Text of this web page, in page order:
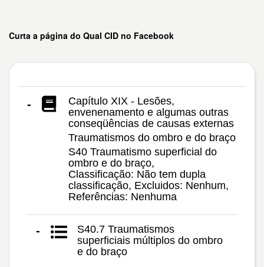
Curta a página do Qual CID no Facebook
-
Capítulo XIX - Lesões,
envenenamento e algumas outras
conseqüências de causas externas
Traumatismos do ombro e do braço
S40 Traumatismo superficial do
ombro e do braço,
Classificação: Não tem dupla
classificação, Excluidos: Nenhum,
Referências: Nenhuma
-
S40.7 Traumatismos
superficiais múltiplos do ombro
e do braço